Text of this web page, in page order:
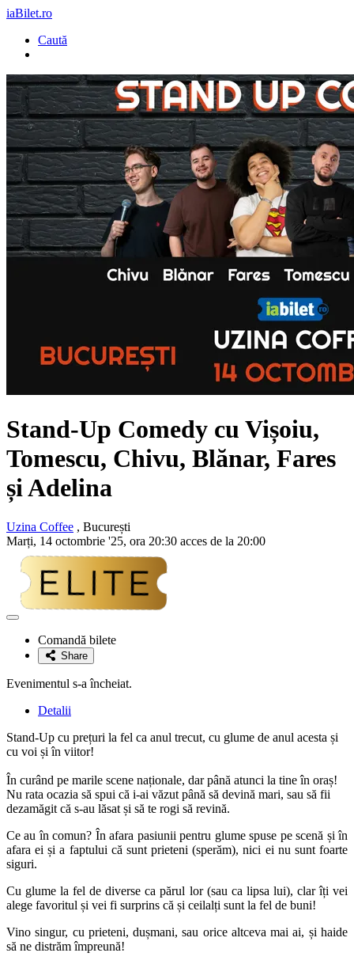
iaBilet.ro
Caută
Stand-Up Comedy cu Vișoiu,
Tomescu, Chivu, Blănar, Fares
și Adelina
Uzina Coffee , București
Marți, 14 octombrie '25, ora 20:30 acces de la 20:00
Adaugă
favoriteComandă bilete
Share
Evenimentul s-a încheiat.
Detalii
Stand-Up cu prețuri la fel ca anul trecut, cu glume de anul acesta și
cu voi și în viitor!
În curând pe marile scene naționale, dar până atunci la tine în oraș!
Nu rata ocazia să spui că i-ai văzut până să devină mari, sau să fii
dezamăgit că s-au lăsat și să te rogi să revină.
Ce au în comun? În afara pasiunii pentru glume spuse pe scenă și în
afara ei și a faptului că sunt prieteni (sperăm), nici ei nu sunt foarte
siguri.
Cu glume la fel de diverse ca părul lor (sau ca lipsa lui), clar îți vei
alege favoritul și vei fi surprins că și ceilalți sunt la fel de buni!
Vino singur, cu prieteni, dușmani, sau orice altceva mai ai, și haide
să ne distrăm împreună!